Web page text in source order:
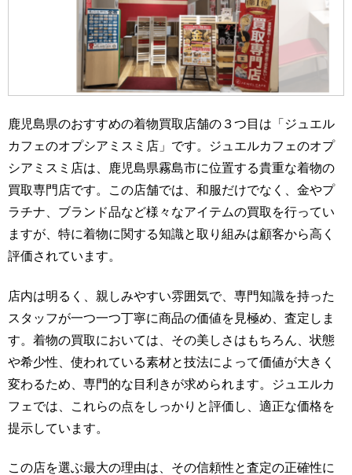
鹿児島県のおすすめの着物買取店舗の３つ目は「ジュエル
カフェのオプシアミスミ店」です。ジュエルカフェのオプ
シアミスミ店は、鹿児島県霧島市に位置する貴重な着物の
買取専門店です。この店舗では、和服だけでなく、金やプ
ラチナ、ブランド品など様々なアイテムの買取を行ってい
ますが、特に着物に関する知識と取り組みは顧客から高く
評価されています。
店内は明るく、親しみやすい雰囲気で、専門知識を持った
スタッフが一つ一つ丁寧に商品の価値を見極め、査定しま
す。着物の買取においては、その美しさはもちろん、状態
や希少性、使われている素材と技法によって価値が大きく
変わるため、専門的な目利きが求められます。ジュエルカ
フェでは、これらの点をしっかりと評価し、適正な価格を
提示しています。
この店を選ぶ最大の理由は、その信頼性と査定の正確性に